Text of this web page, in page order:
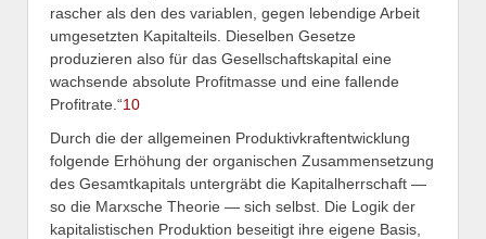
rascher als den des variablen, gegen lebendige Arbeit
umgesetzten Kapitalteils. Dieselben Gesetze
produzieren also für das Gesellschaftskapital eine
wachsende absolute Profitmasse und eine fallende
Profitrate.“10
Durch die der allgemeinen Produktivkraftentwicklung
folgende Erhöhung der organischen Zusammensetzung
des Gesamtkapitals untergräbt die Kapitalherrschaft —
so die Marxsche Theorie — sich selbst. Die Logik der
kapitalistischen Produktion beseitigt ihre eigene Basis,